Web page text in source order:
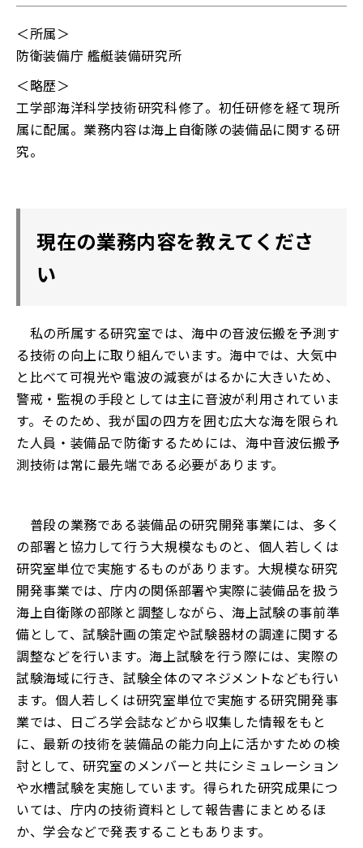
＜所属＞
防衛装備庁 艦艇装備研究所
＜略歴＞
工学部海洋科学技術研究科修了。初任研修を経て現所
属に配属。業務内容は海上自衛隊の装備品に関する研
究。
現在の業務内容を教えてくださ
い
私の所属する研究室では、海中の音波伝搬を予測す
る技術の向上に取り組んでいます。海中では、大気中
と比べて可視光や電波の減衰がはるかに大きいため、
警戒・監視の手段としては主に音波が利用されていま
す。そのため、我が国の四方を囲む広大な海を限られ
た人員・装備品で防衛するためには、海中音波伝搬予
測技術は常に最先端である必要があります。
普段の業務である装備品の研究開発事業には、多く
の部署と協力して行う大規模なものと、個人若しくは
研究室単位で実施するものがあります。大規模な研究
開発事業では、庁内の関係部署や実際に装備品を扱う
海上自衛隊の部隊と調整しながら、海上試験の事前準
備として、試験計画の策定や試験器材の調達に関する
調整などを行います。海上試験を行う際には、実際の
試験海域に行き、試験全体のマネジメントなども行い
ます。個人若しくは研究室単位で実施する研究開発事
業では、日ごろ学会誌などから収集した情報をもと
に、最新の技術を装備品の能力向上に活かすための検
討として、研究室のメンバーと共にシミュレーション
や水槽試験を実施しています。得られた研究成果につ
いては、庁内の技術資料として報告書にまとめるほ
か、学会などで発表することもあります。